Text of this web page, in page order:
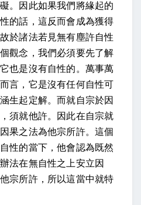
。因此如果我們將緣起的
的話，這反而會成為獲得
於諸法若見無有塵許自性
觀念，我們必須要先了解
也是沒有自性的。萬事萬
言，它是沒有任何自性可
生起定解。而就自宗於因
須就他許。因此在自宗就
果之法為他宗所許。這個
性的當下，他會認為既然
法在無自性之上安立因
宗所許，所以這當中就特